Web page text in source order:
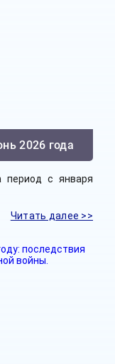
2026 года
период с января
Читать далее >>